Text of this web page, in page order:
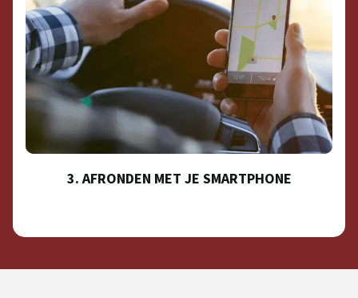
3. AFRONDEN MET JE SMARTPHONE